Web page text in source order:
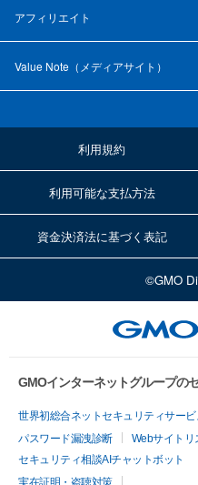
アフィリエイト
Value Note（ メディアサイト ）
利用規約
利用可能な支払方法
資金決済法に基づく表記
©GMO
GMOインターネットグループの
世界初総合ネットセキュリティサービ
パスワード漏洩診断
Webサイトリ
セキュリティ相談AIチャットボット
実在証明・盗聴対策